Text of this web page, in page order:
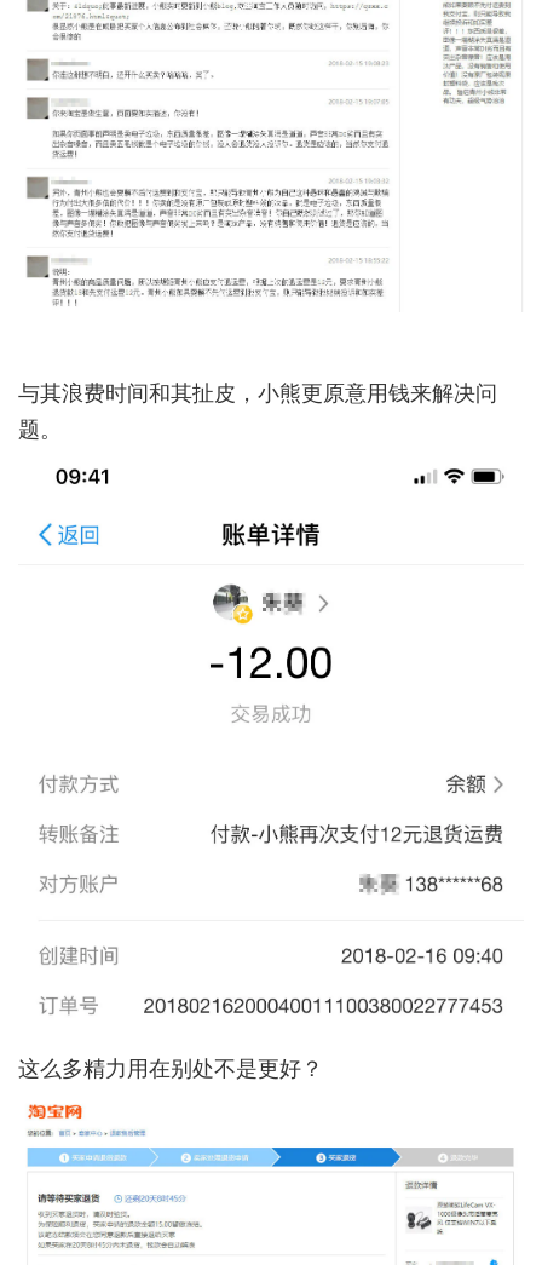
与其浪费时间和其扯皮，小熊更原意用钱来解决问
题。
这么多精力用在别处不是更好？